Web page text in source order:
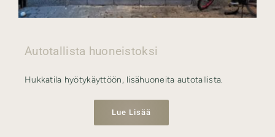
Autotallista huoneistoksi
Hukkatila hyötykäyttöön, lisähuoneita autotallista.
Lue Lisää